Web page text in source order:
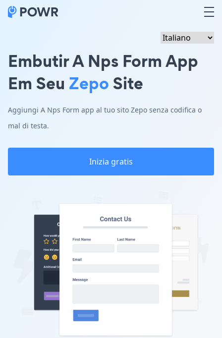
Embutir A Nps Form App
Em Seu ZepoSite
Aggiungi A Nps Form app al tuo sito Zepo senza codifica o
mal di testa.
Inizia gratis